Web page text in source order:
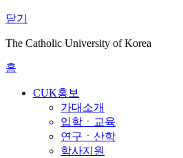
닫기
The Catholic University of Korea
홈
CUK홍보
가대소개
입학ㆍ교육
연구ㆍ산학
학사지원